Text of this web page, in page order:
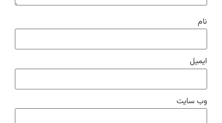
نام
ایمیل
وب‌ سایت